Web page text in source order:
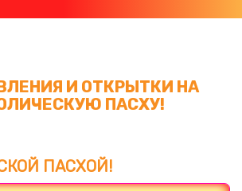
И ОТКРЫТКИ НА
ПАСХУ!
ПАСХОЙ!